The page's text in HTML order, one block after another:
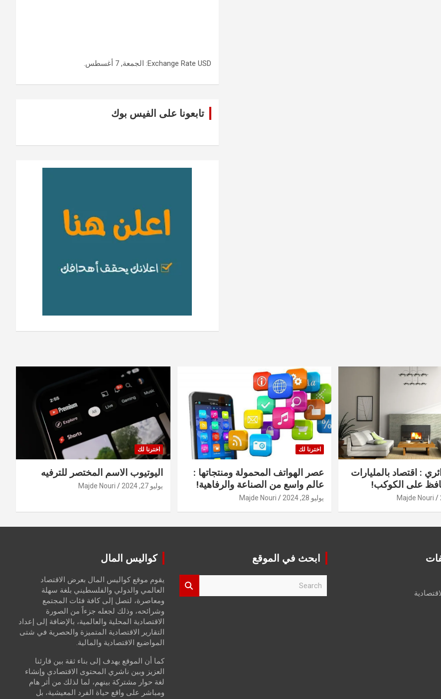
Exchange Rate USD : الجمعة, 7 أغسطس.
تابعونا على الفيس بوك
: اقتصاد بالمليارات
على الكوكب!
Majde Nouri
اخترنا لك
عصر الهواتف المحمولة ومنتجاتها :
عالم واسع من الصناعة والرفاهية!
يوليو 28, 2024 Majde Nouri
اخترنا لك
اليوتيوب الاسم المختصر للترفيه
يوليو 27, 2024 Majde Nouri
ابحث في الموقع كواليس المال
يقوم موقع كواليس المال بعرض الاقتصاد
العالمي والدولي والفلسطيني بلغة سهلة
ومعاصرة، لتصل إلى كافة فئات المجتمع
وشرائحه، وذلك لجعله جزءاً من الصورة
الاقتصادية المحلية والعالمية، بالإضافة إلى إعداد
التقارير الاقتصادية المتميزة والحصرية في شتى
المواضيع الاقتصادية والمالية.
كما أن الموقع يهدف إلى بناء ثقة بين قارئنا
العزيز وبين ناشري المحتوى الاقتصادي وإنشاء
لغة حوار مشتركة بينهم، لما لذلك من أثر هام
ومباشر على واقع حياة الفرد المعيشية، بل